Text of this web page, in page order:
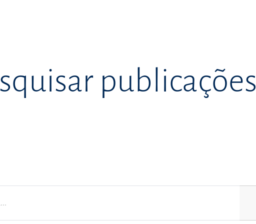
publicações